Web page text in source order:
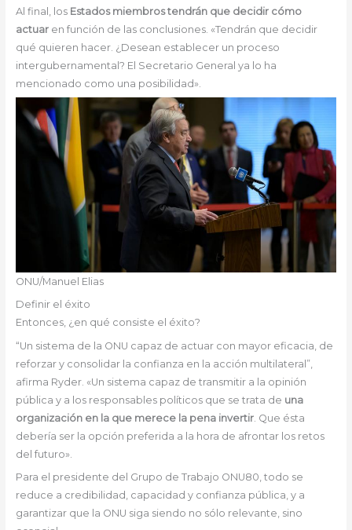
Al final, los Estados miembros tendrán que decidir cómo
actuaren función de las conclusiones. «Tendrán que decidir
qué quieren hacer. ¿Desean establecer un proceso
intergubernamental? El Secretario General ya lo ha
mencionado como una posibilidad».
ONU/Manuel Elias
Definir el éxito
Entonces, ¿en qué consiste el éxito?
“Un sistema de la ONU capaz de actuar con mayor eficacia, de
reforzar y consolidar la confianza en la acción multilateral”,
afirma Ryder. «Un sistema capaz de transmitir a la opinión
pública y a los responsables políticos que se trata de una
organización en la que merece la pena invertir. Que ésta
debería ser la opción preferida a la hora de afrontar los retos
del futuro».
Para el presidente del Grupo de Trabajo ONU80, todo se
reduce a credibilidad, capacidad y confianza pública, y a
garantizar que la ONU siga siendo no sólo relevante, sino